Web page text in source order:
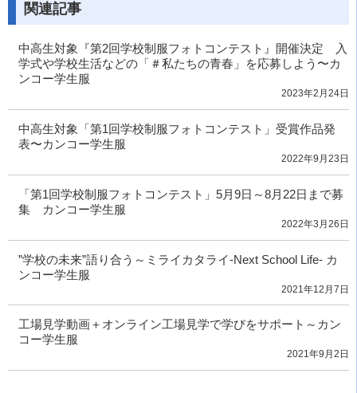
関連記事
中高生対象『第2回学校制服フォトコンテスト』開催決定 入
学式や学校生活などの「＃私たちの青春」を応募しよう〜カ
ンコー学生服
2023年2月24日
中高生対象「第1回学校制服フォトコンテスト」受賞作品発
表〜カンコー学生服
2022年9月23日
「第1回学校制服フォトコンテスト」5月9日～8月22日まで募
集 カンコー学生服
2022年3月26日
”学校の未来”語り合う～ミライカタライ-Next School Life- カ
ンコー学生服
2021年12月7日
工場見学動画＋オンライン工場見学で学びをサポート～カン
コー学生服
2021年9月2日